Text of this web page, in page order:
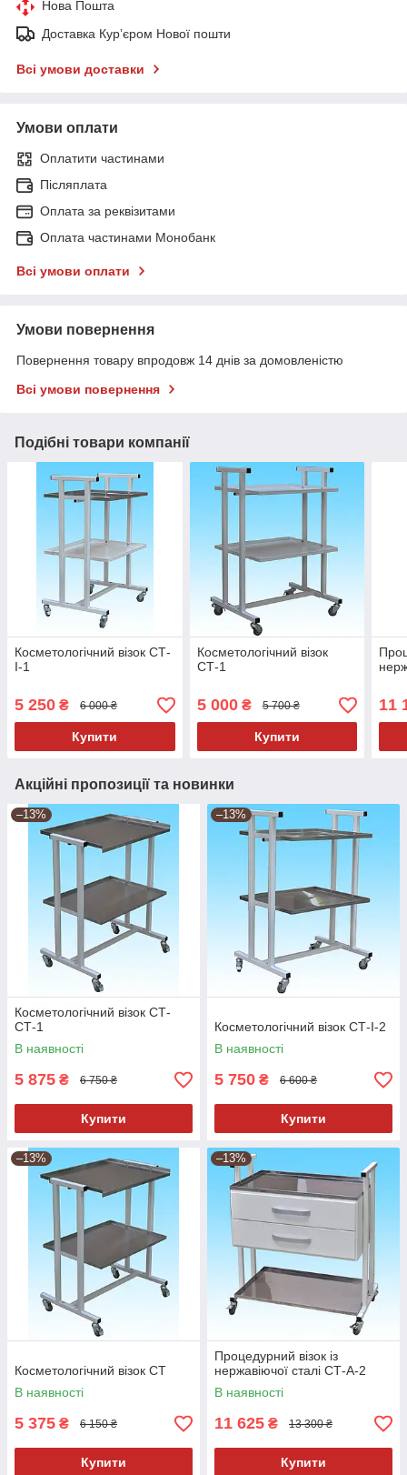
Нова Пошта
Доставка Курʼєром Нової пошти
Всі умови доставки
Умови оплати
Оплатити частинами
Післяплата
Оплата за реквізитами
Оплата частинами Монобанк
Всі умови оплати
Умови повернення
Повернення товару впродовж 14 днів за домовленістю
Всі умови повернення
Подібні товари компанії
Косметологічний візок СТ-
I-1
5 250 ₴ 6 000 ₴
Купити
Косметологічний візок
СТ-1
5 000₴ 5 700 ₴
Купити
11
Акційні пропозиції та новинки
–13%
Косметологічний візок СТ-
СТ-1
В наявності
5 875 ₴ 6 750 ₴
Купити
–13%
Косметологічний візок СТ-I-2
В наявності
5 750 ₴ 6 600 ₴
Купити
–13%
Косметологічний візок СТ
В наявності
5 375 ₴ 6 150 ₴
Купити
–13%
Процедурний візок із
нержавіючої сталі СТ-А-2
В наявності
11 625 ₴ 13 300 ₴
Купити